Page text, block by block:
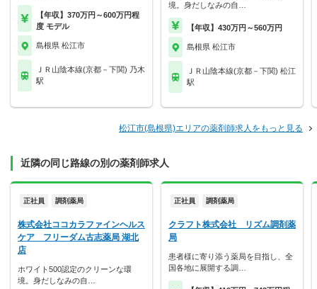
【年収】370万円～600万円程
度 モデル
島根県 松江市
ＪＲ山陰本線(京都－下関) 乃木
駅
境。身だしなみの自…
【年収】430万円～560万円
島根県 松江市
ＪＲ山陰本線(京都－下関) 松江
駅
松江市(島根県)エリアの薬剤師求人をもっと見る
近隣の同じ路線の別の薬剤師求人
正社員 調剤薬局
株式会社ココカラファインヘルス
ケア フリーダム古志薬局 湖北
店
ホワイト500認定のクリーンな環
境。身だしなみの自…
正社員 調剤薬局
クラフト株式会社 リズム調剤薬
局
患者様に寄り添う薬局を目指し、全
国各地に展開する調…